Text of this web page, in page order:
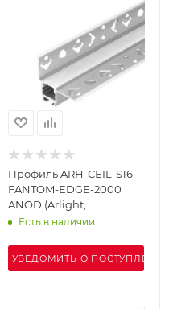
Профиль ARH-CEIL-S16-
FANTOM-EDGE-2000
ANOD (Arlight,
Алюминий)
Есть в наличии
УВЕДОМИТЬ О ПОСТУПЛЕНИИ